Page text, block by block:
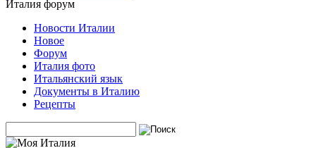
Италия форум
Новости Италии
Новое
Форум
Италия фото
Итальянский язык
Документы в Италию
Рецепты